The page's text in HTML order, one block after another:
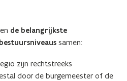
de belangrijkste
samen:
zijn rechtstreeks
door de burgemeester of de